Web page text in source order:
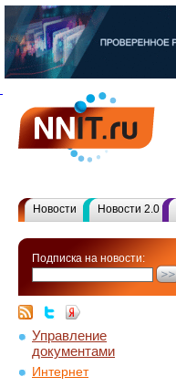
Новости Новости 2.0
Подписка на новости:
Управление
документами
Интернет